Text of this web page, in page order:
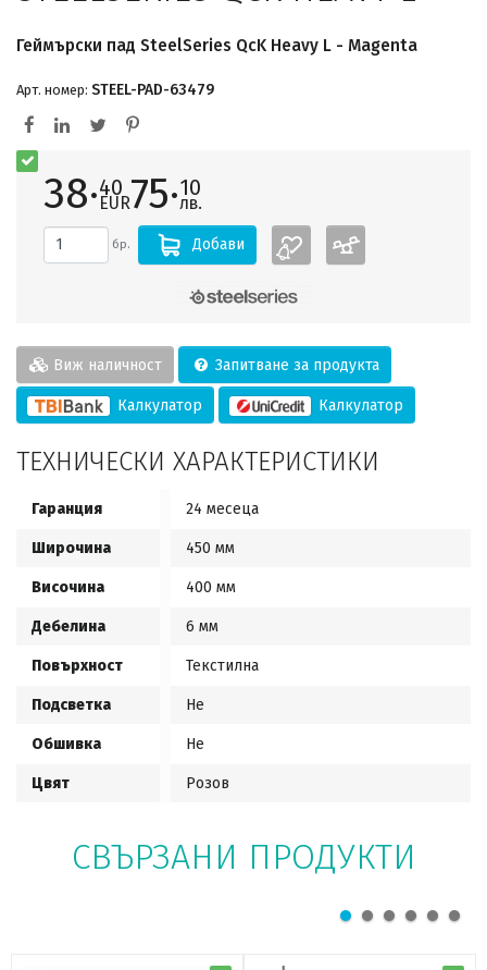
Геймърски пад SteelSeries QcK Heavy L - Magenta
Арт. номер: STEEL-PAD-63479
38·40
EUR75·10
лв.
бр. Добави
Виж наличност Запитване за продукта
Калкулатор Калкулатор
ТЕХНИЧЕСКИ ХАРАКТЕРИСТИКИ
Гаранция 24 месеца
Широчина 450 мм
Височина 400 мм
Дебелина 6 мм
Повърхност Текстилна
Подсветка Не
Обшивка Не
Цвят Розов
СВЪРЗАНИ ПРОДУКТИ